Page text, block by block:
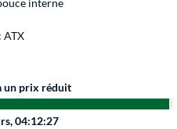
ATX
un prix réduit
04:12:27